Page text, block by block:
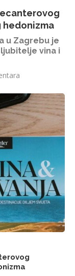
hedonizma
u Zagrebu je
vina i